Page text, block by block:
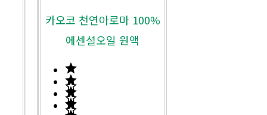
카오코 천연아로마 100%
에센셜오일 원액